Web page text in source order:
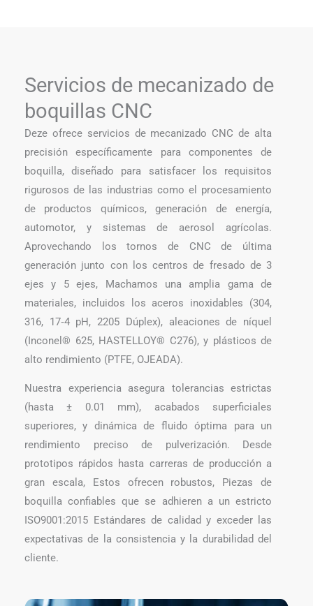
Servicios de mecanizado de
boquillas CNC
Deze ofrece servicios de mecanizado CNC de alta
precisión específicamente para componentes de
boquilla, diseñado para satisfacer los requisitos
rigurosos de las industrias como el procesamiento
de productos químicos, generación de energía,
automotor, y sistemas de aerosol agrícolas.
Aprovechando los tornos de CNC de última
generación junto con los centros de fresado de 3
ejes y 5 ejes, Machamos una amplia gama de
materiales, incluidos los aceros inoxidables (304,
316, 17‑4 pH, 2205 Dúplex), aleaciones de níquel
(Inconel® 625, HASTELLOY® C276), y plásticos de
alto rendimiento (PTFE, OJEADA).
Nuestra experiencia asegura tolerancias estrictas
(hasta ± 0.01 mm), acabados superficiales
superiores, y dinámica de fluido óptima para un
rendimiento preciso de pulverización. Desde
prototipos rápidos hasta carreras de producción a
gran escala, Estos ofrecen robustos, Piezas de
boquilla confiables que se adhieren a un estricto
ISO9001:2015 Estándares de calidad y exceder las
expectativas de la consistencia y la durabilidad del
cliente.